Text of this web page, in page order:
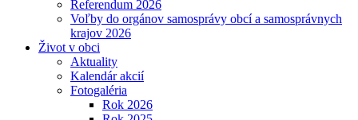
Referendum 2026
Voľby do orgánov samosprávy obcí a samosprávnych
krajov 2026
Život v obci
Aktuality
Kalendár akcií
Fotogaléria
Rok 2026